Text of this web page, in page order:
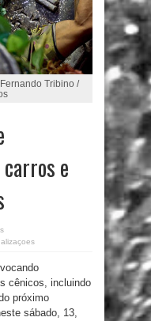
Tribino /
e
cênicos, incluindo
próximo
sábado, 13,